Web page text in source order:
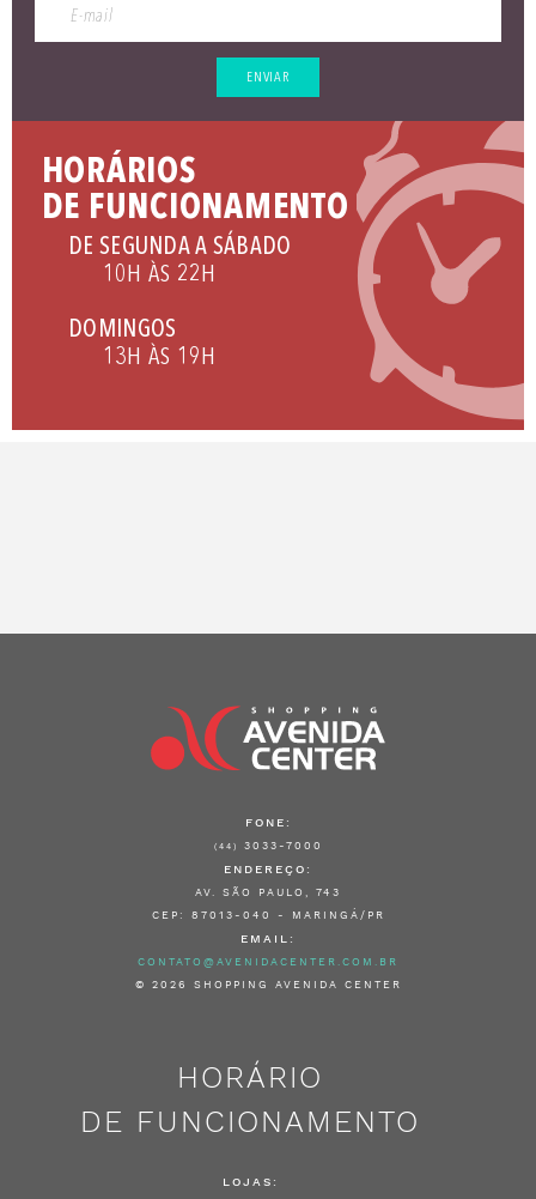
ENVIAR
HORÁRIOS
DE FUNCIONAMENTO
DE SEGUNDA A SÁBADO
10H ÀS 22H
DOMINGOS
13H ÀS 19H
FONE:
(44) 3033-7000
ENDEREÇO:
AV. SÃO PAULO, 743
CEP: 87013-040 - MARINGÁ/PR
EMAIL:
CONTATO@AVENIDACENTER.COM.BR
© 2026 SHOPPING AVENIDA CENTER
HORÁRIO
DE FUNCIONAMENTO
LOJAS: